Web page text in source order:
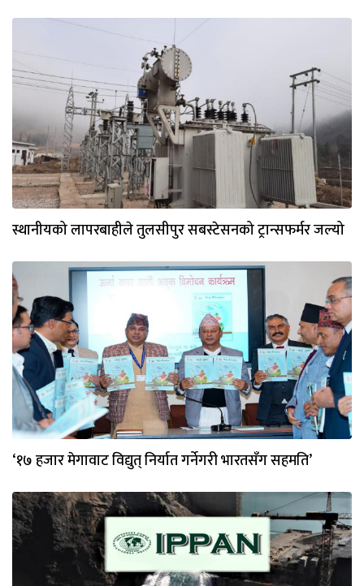
स्थानीयको लापरबाहीले तुलसीपुर सबस्टेसनको ट्रान्सफर्मर जल्यो
‘१७ हजार मेगावाट विद्युत् निर्यात गर्नेगरी भारतसँग सहमति’